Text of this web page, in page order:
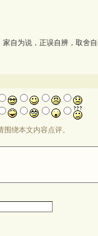
家自为说，正误自辨，取舍
绕本文内容点评。